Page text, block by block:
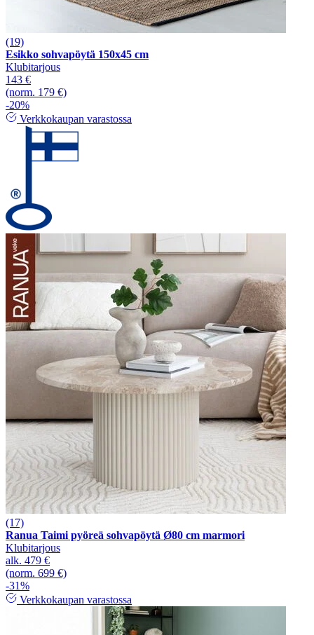
(19)
Esikko sohvapöytä 150x45 cm
Klubitarjous
143 €
(norm. 179 €)
-20%
Verkkokaupan varastossa
(17)
Ranua Taimi pyöreä sohvapöytä Ø80 cm marmori
Klubitarjous
alk. 479 €
(norm. 699 €)
-31%
Verkkokaupan varastossa